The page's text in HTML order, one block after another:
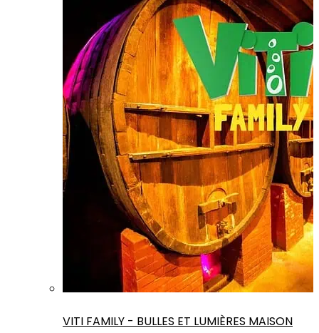
VITI FAMILY - BULLES ET LUMIÈRES MAISON